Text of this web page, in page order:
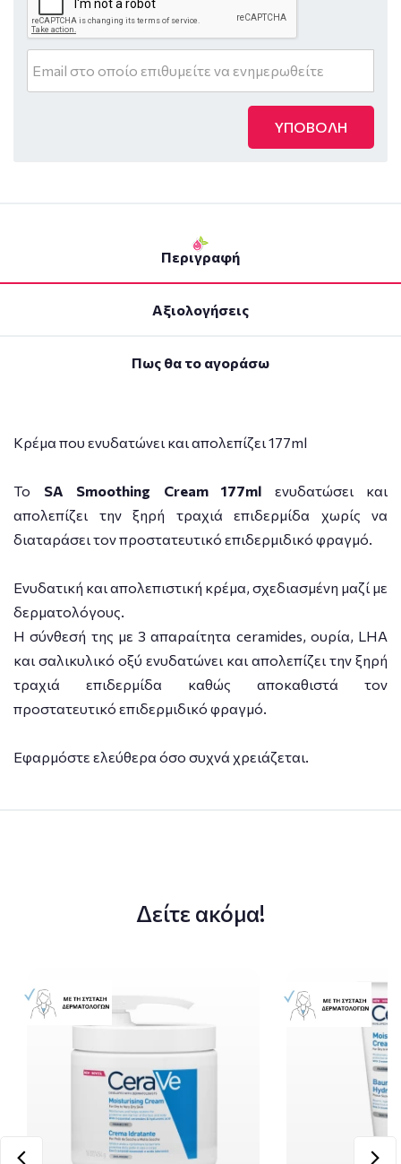
ΥΠΟΒΟΛΗ
Περιγραφή
Αξιολογήσεις
Πως θα το αγοράσω
Κρέμα που ενυδατώνει και απολεπίζει 177ml
Το SA Smoothing Cream 177ml ενυδατώσει και
απολεπίζει την ξηρή τραχιά επιδερμίδα χωρίς να
διαταράσει τον προστατευτικό επιδερμιδικό φραγμό.
Ενυδατική και απολεπιστική κρέμα, σχεδιασμένη μαζί με
δερματολόγους.
Η σύνθεσή της με 3 απαραίτητα ceramides, ουρία, LHA
και σαλικυλικό οξύ ενυδατώνει και απολεπίζει την ξηρή
τραχιά επιδερμίδα καθώς αποκαθιστά τον
προστατευτικό επιδερμιδικό φραγμό.
Εφαρμόστε ελεύθερα όσο συχνά χρειάζεται.
Δείτε ακόμα!